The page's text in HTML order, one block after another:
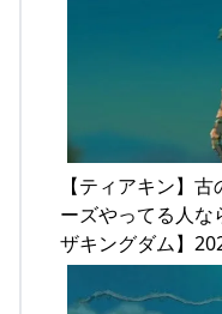
【ティアキン】
ーズやってる人
ザキングダム】